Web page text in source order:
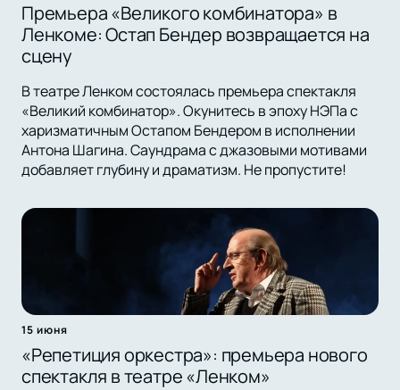
Премьера «Великого комбинатора» в
Ленкоме: Остап Бендер возвращается на
сцену
В театре Ленком состоялась премьера спектакля
«Великий комбинатор». Окунитесь в эпоху НЭПа с
харизматичным Остапом Бендером в исполнении
Антона Шагина. Саундрама с джазовыми мотивами
добавляет глубину и драматизм. Не пропустите!
15 июня
«Репетиция оркестра»: премьера нового
спектакля в театре «Ленком»